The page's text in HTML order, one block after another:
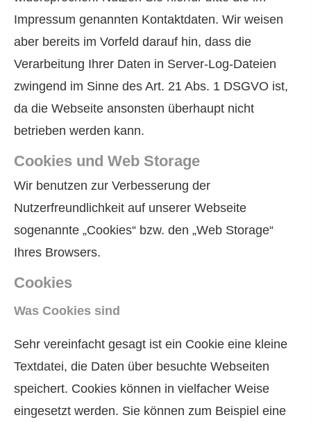
Impressum genannten Kontaktdaten. Wir weisen
aber bereits im Vorfeld darauf hin, dass die
Verarbeitung Ihrer Daten in Server-Log-Dateien
zwingend im Sinne des Art. 21 Abs. 1 DSGVO ist,
da die Webseite ansonsten überhaupt nicht
betrieben werden kann.
Cookies und Web Storage
Wir benutzen zur Verbesserung der
Nutzerfreundlichkeit auf unserer Webseite
sogenannte „Cookies“ bzw. den „Web Storage“
Ihres Browsers.
Cookies
Was Cookies sind
Sehr vereinfacht gesagt ist ein Cookie eine kleine
Textdatei, die Daten über besuchte Webseiten
speichert. Cookies können in vielfacher Weise
eingesetzt werden. Sie können zum Beispiel eine